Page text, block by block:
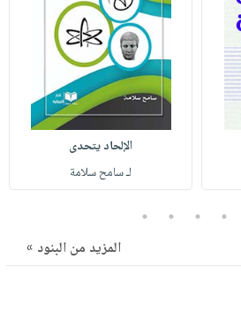
الإلحاد يتحدى
لـ سامح سلامة
2
3
4
5
المزيد من البنود »